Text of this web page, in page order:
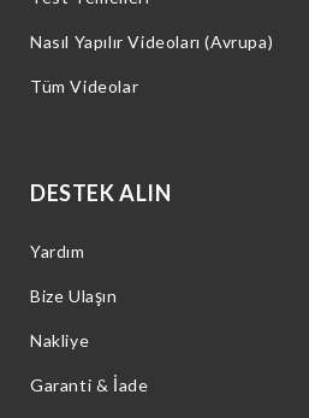
Nasıl Yapılır Videoları (Avrupa)
Tüm Videolar
DESTEK ALIN
Yardım
Bize Ulaşın
Nakliye
Garanti & İade